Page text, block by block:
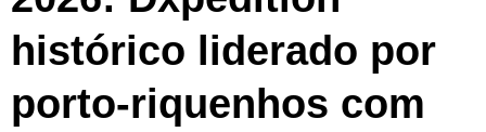
histórico liderado por
porto-riquenhos com